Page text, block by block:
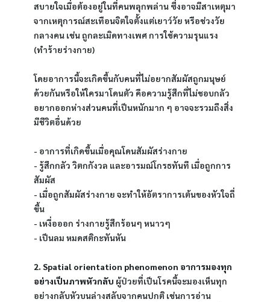
สบายใจเมื่อต้องอยู่ในที่คนพลุกพล่าน ซึ่งอาจมีสาเหตุมา
จากเหตุการณ์สะเทือนจิตใจตั้งแต่เยาว์วัย หรือช่วงวัย
กลางคน เช่น ถูกละเมิดทางเพศ การใช้ความรุนแรง
(ทำร้ายร่างกาย)
โดยอาการนี้จะเกิดขึ้นกับคนที่ไม่อยากสัมผัสถูกมนุษย์
ด้วยกันหรือให้ใครมาโดนตัว คือความรู้สึกที่ไม่ชอบกลัว
อยากออกห่างส่วนคนที่เป็นหนักมาก ๆ อาจจะรวมถึงสิ่ง
มีชีวิตอื่นด้วย
- อาการที่เกิดขึ้นเมื่อคุณโดนสัมผัสร่างกาย
- รู้สึกกลัว วิตกกังวล และอารมณ์โกรธทันที เมื่อถูกการ
สัมผัส
- เมื่อถูกสัมผัสร่างกาย จะทำให้อัตราการเต้นของหัวใจถี่
ขึ้น
- เหงื่อออก ร่างกายรู้สึกร้อนๆ หนาวๆ
- เป็นลม หมดสติกะทันหัน
2. Spatial orientation phenomenon อาการมองทุก
อย่างเป็นภาพหัวกลับ ผู้ป่วยที่เป็นโรคนี้จะมองเห็นทุก
อย่างกลับหัวบนล่างสลับจากคนปกติ เช่นการอ่าน